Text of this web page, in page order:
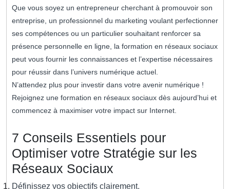
Que vous soyez un entrepreneur cherchant à promouvoir son
entreprise, un professionnel du marketing voulant perfectionner
ses compétences ou un particulier souhaitant renforcer sa
présence personnelle en ligne, la formation en réseaux sociaux
peut vous fournir les connaissances et l’expertise nécessaires
pour réussir dans l’univers numérique actuel.
N’attendez plus pour investir dans votre avenir numérique !
Rejoignez une formation en réseaux sociaux dès aujourd’hui et
commencez à maximiser votre impact sur Internet.
7 Conseils Essentiels pour
Optimiser votre Stratégie sur les
Réseaux Sociaux
Définissez vos objectifs clairement.